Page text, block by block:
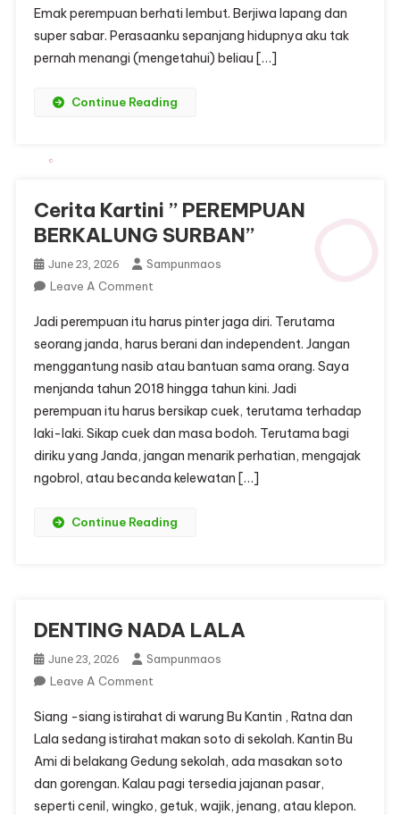
Emak perempuan berhati lembut. Berjiwa lapang dan
super sabar. Perasaanku sepanjang hidupnya aku tak
pernah menangi (mengetahui) beliau […]
Continue Reading
Cerita Kartini ” PEREMPUAN
BERKALUNG SURBAN”
June 23, 2026
Sampunmaos
Leave A CommentOn
Kartini
”
PEREMPUAN
BERKALUNG
SURBAN”
Jadi perempuan itu harus pinter jaga diri. Terutama
seorang janda, harus berani dan independent. Jangan
menggantung nasib atau bantuan sama orang. Saya
menjanda tahun 2018 hingga tahun kini. Jadi
perempuan itu harus bersikap cuek, terutama terhadap
laki-laki. Sikap cuek dan masa bodoh. Terutama bagi
diriku yang Janda, jangan menarik perhatian, mengajak
ngobrol, atau becanda kelewatan […]
Continue Reading
DENTING NADA LALA
June 23, 2026
Sampunmaos
Leave A CommentOn
NADA
LALA
Siang -siang istirahat di warung Bu Kantin , Ratna dan
Lala sedang istirahat makan soto di sekolah. Kantin Bu
Ami di belakang Gedung sekolah, ada masakan soto
dan gorengan. Kalau pagi tersedia jajanan pasar,
seperti cenil, wingko, getuk, wajik, jenang, atau klepon.